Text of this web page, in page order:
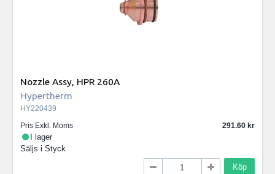
Nozzle Assy, HPR 260A
Hypertherm
HY220439
Pris Exkl. Moms
291.60
I lager
Säljs i Styck
Köp